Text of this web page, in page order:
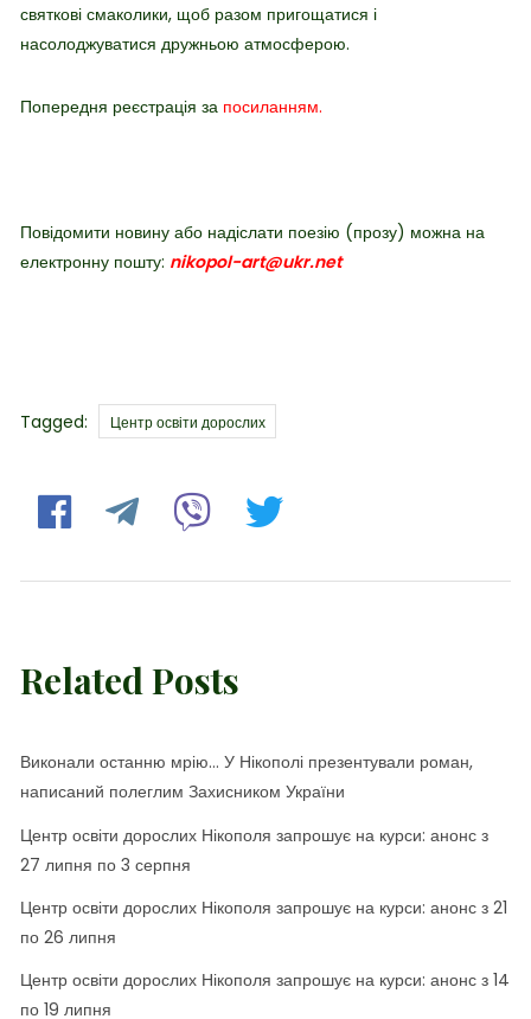
святкові смаколики, щоб разом пригощатися і
насолоджуватися дружньою атмосферою.
Попередня реєстрація за посиланням.
Повідомити новину або надіслати поезію (прозу) можна на
електронну пошту: nikopol-art@ukr.net
Tagged: Tags
Центр освіти дорослих
Related Posts
Виконали останню мрію… У Нікополі презентували роман,
написаний полеглим Захисником України
Центр освіти дорослих Нікополя запрошує на курси: анонс з
27 липня по 3 серпня
Центр освіти дорослих Нікополя запрошує на курси: анонс з 21
по 26 липня
Центр освіти дорослих Нікополя запрошує на курси: анонс з 14
по 19 липня